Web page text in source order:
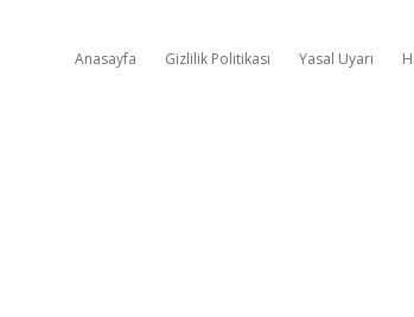
Anasayfa Gizlilik Politikası Yasal Uyarı